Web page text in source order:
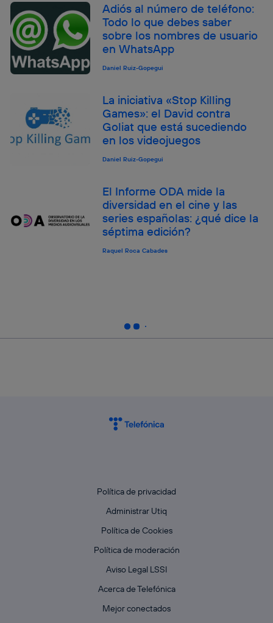
Adiós al número de teléfono:
Todo lo que debes saber
sobre los nombres de usuario
en WhatsApp
Daniel Ruiz-Gopegui
La iniciativa «Stop Killing
Games»: el David contra
Goliat que está sucediendo
en los videojuegos
Daniel Ruiz-Gopegui
El Informe ODA mide la
diversidad en el cine y las
series españolas: ¿qué dice la
séptima edición?
Raquel Roca Cabades
Política de privacidad
Administrar Utiq
Política de Cookies
Política de moderación
Aviso Legal LSSI
Acerca de Telefónica
Mejor conectados